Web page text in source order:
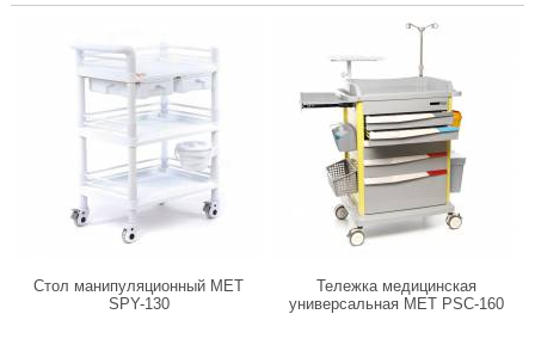
Стол манипуляционный МЕТ
SPY-130
Тележка медицинская
универсальная MET PSC-160